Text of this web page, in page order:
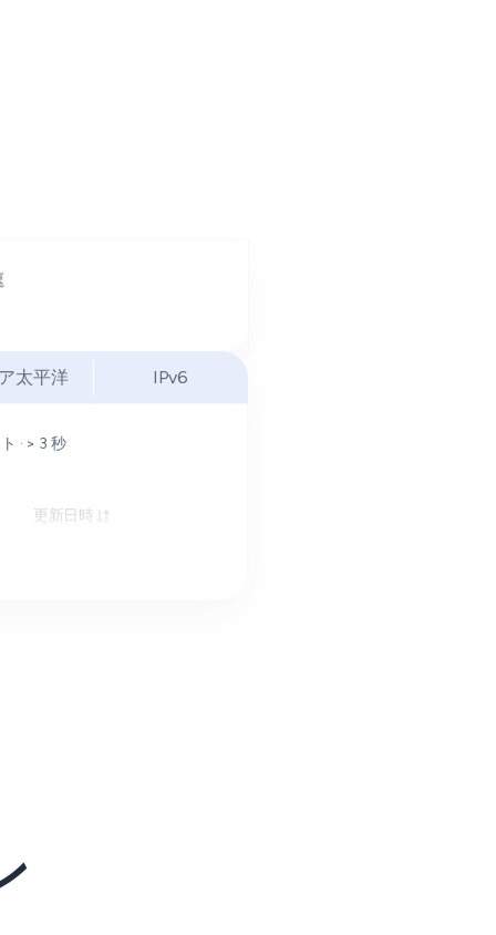
太平洋 IPv6
· > 3 秒
更新日時